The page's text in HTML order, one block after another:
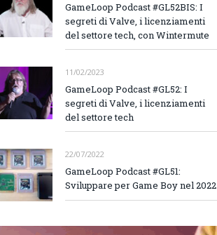
GameLoop Podcast #GL52BIS: I
segreti di Valve, i licenziamenti
del settore tech, con Wintermute
11/02/2023
GameLoop Podcast #GL52: I
segreti di Valve, i licenziamenti
del settore tech
22/07/2022
GameLoop Podcast #GL51:
Sviluppare per Game Boy nel 2022